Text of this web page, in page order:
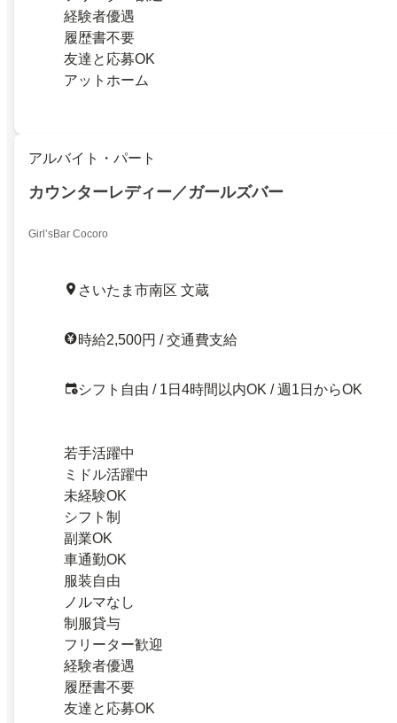
経験者優遇
履歴書不要
友達と応募OK
アットホーム
アルバイト・パート
カウンターレディー／ガールズバー
Girl’sBar Cocoro
さいたま市南区 文蔵
時給2,500円 / 交通費支給
シフト自由 / 1日4時間以内OK / 週1日からOK
若手活躍中
ミドル活躍中
未経験OK
シフト制
副業OK
車通勤OK
服装自由
ノルマなし
制服貸与
フリーター歓迎
経験者優遇
履歴書不要
友達と応募OK